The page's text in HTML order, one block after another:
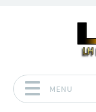
MENU